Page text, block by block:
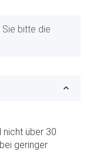
Sie bitte die
nicht über 30
geringer